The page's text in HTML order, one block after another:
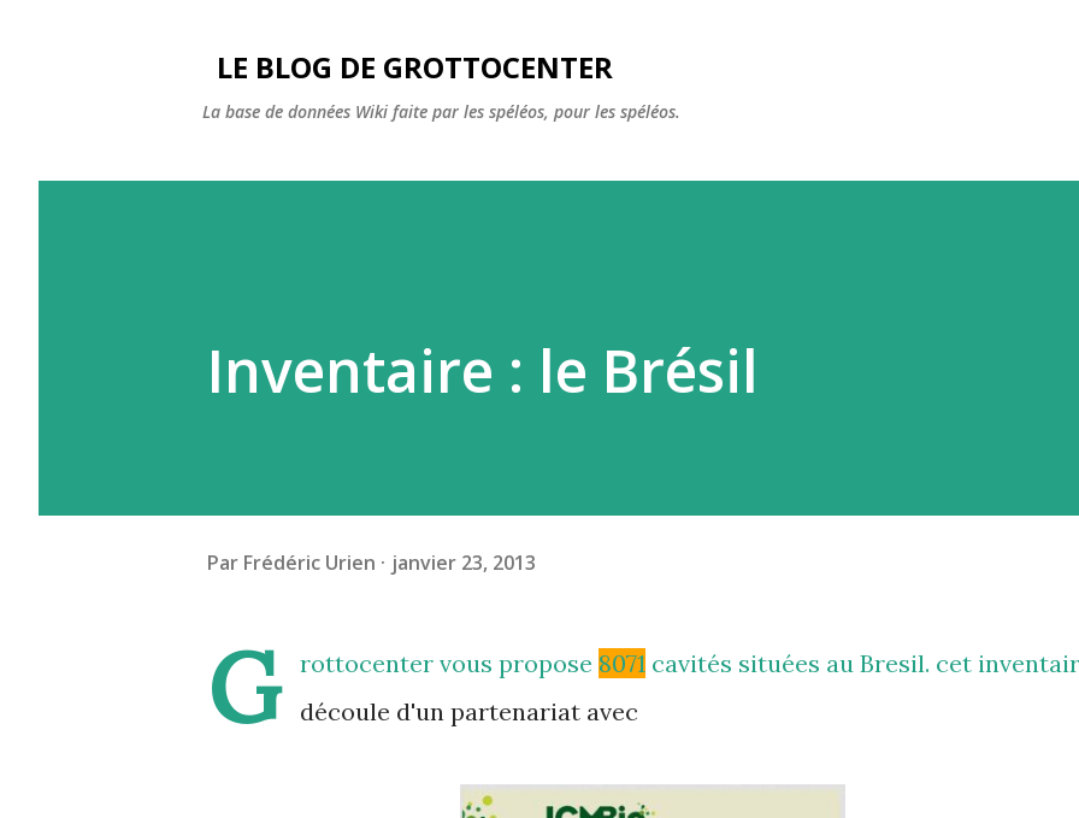
LE BLOG DE GROTTOCENTER
La base de données Wiki faite par les spéléos, pour les spéléos.
Inventaire : le Brésil
Par Frédéric Urien janvier 23, 2013
G rottocenter vous propose 8071 cavités situées au Bresil. cet
découle d'un partenariat avec